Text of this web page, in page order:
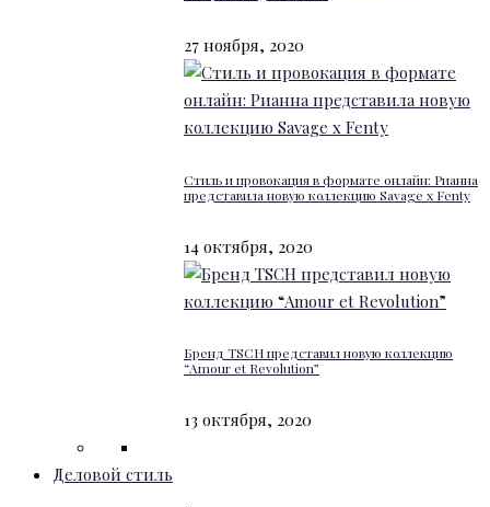
27 ноября, 2020
Стиль и провокация в формате онлайн: Рианна
представила новую коллекцию Savage x Fenty
14 октября, 2020
Бренд TSCH представил новую коллекцию
“Amour et Revolution”
13 октября, 2020
Деловой стиль